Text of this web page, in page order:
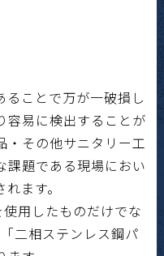
ることで万が一破損し
容易に検出することが
・その他サニタリー工
課題である現場におい
ます。
用したものだけでな
二相ステンレス鋼パ